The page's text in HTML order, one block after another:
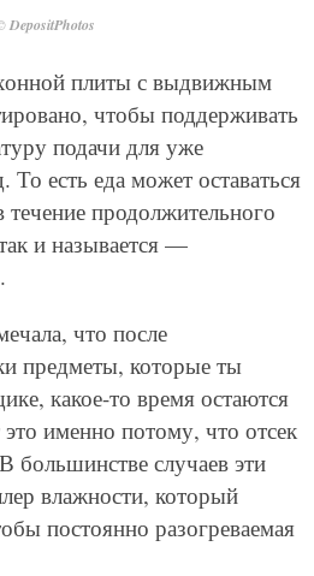
DepositPhotos
плиты с выдвижным
чтобы поддерживать
подачи для уже
есть еда может оставаться
продолжительного
и называется —
что после
предметы, которые ты
какое-то время остаются
именно потому, что отсек
большинстве случаев эти
влажности, который
постоянно разогреваемая